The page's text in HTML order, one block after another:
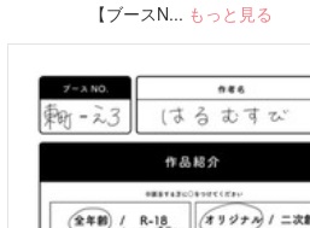
【ブースN... もっと見る